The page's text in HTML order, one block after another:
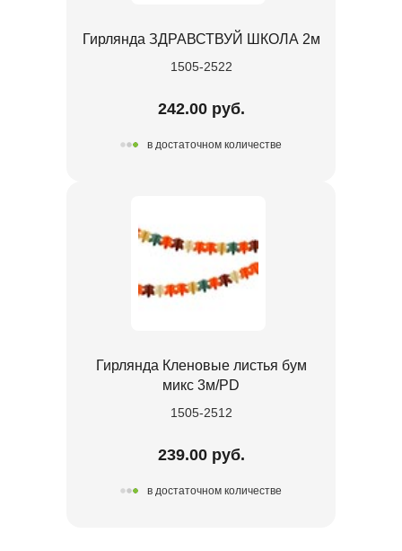
Гирлянда ЗДРАВСТВУЙ ШКОЛА 2м
1505-2522
242.00 руб.
в достаточном количестве
Гирлянда Кленовые листья бум
микс 3м/PD
1505-2512
239.00 руб.
в достаточном количестве